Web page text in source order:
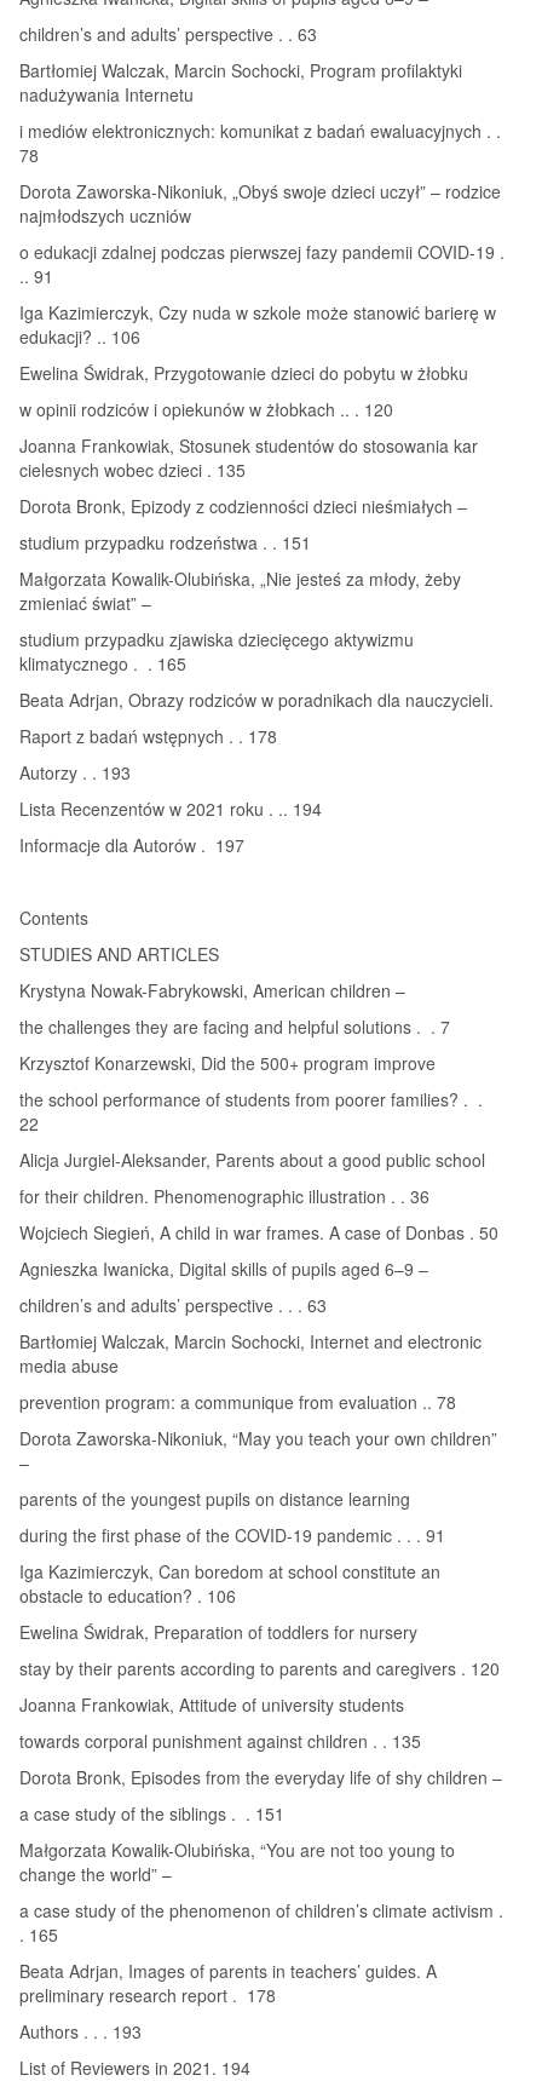
children’s and adults’ perspective . . 63
Bartłomiej Walczak, Marcin Sochocki, Program profilaktyki
nadużywania Internetu
i mediów elektronicznych: komunikat z badań ewaluacyjnych . .
78
Dorota Zaworska-Nikoniuk, „Obyś swoje dzieci uczył” – rodzice
najmłodszych uczniów
o edukacji zdalnej podczas pierwszej fazy pandemii COVID-19 .
.. 91
Iga Kazimierczyk, Czy nuda w szkole może stanowić barierę w
edukacji? .. 106
Ewelina Świdrak, Przygotowanie dzieci do pobytu w żłobku
w opinii rodziców i opiekunów w żłobkach .. . 120
Joanna Frankowiak, Stosunek studentów do stosowania kar
cielesnych wobec dzieci . 135
Dorota Bronk, Epizody z codzienności dzieci nieśmiałych –
studium przypadku rodzeństwa . . 151
Małgorzata Kowalik-Olubińska, „Nie jesteś za młody, żeby
zmieniać świat” –
studium przypadku zjawiska dziecięcego aktywizmu
klimatycznego . . 165
Beata Adrjan, Obrazy rodziców w poradnikach dla nauczycieli.
Raport z badań wstępnych . . 178
Autorzy . . 193
Lista Recenzentów w 2021 roku . .. 194
Informacje dla Autorów . 197
Contents
STUDIES AND ARTICLES
Krystyna Nowak-Fabrykowski, American children –
the challenges they are facing and helpful solutions . . 7
Krzysztof Konarzewski, Did the 500+ program improve
the school performance of students from poorer families? . .
22
Alicja Jurgiel-Aleksander, Parents about a good public school
for their children. Phenomenographic illustration . . 36
Wojciech Siegień, A child in war frames. A case of Donbas . 50
Agnieszka Iwanicka, Digital skills of pupils aged 6–9 –
children’s and adults’ perspective . . . 63
Bartłomiej Walczak, Marcin Sochocki, Internet and electronic
media abuse
prevention program: a communique from evaluation .. 78
Dorota Zaworska-Nikoniuk, “May you teach your own children”
–
parents of the youngest pupils on distance learning
during the first phase of the COVID-19 pandemic . . . 91
Iga Kazimierczyk, Can boredom at school constitute an
obstacle to education? . 106
Ewelina Świdrak, Preparation of toddlers for nursery
stay by their parents according to parents and caregivers . 120
Joanna Frankowiak, Attitude of university students
towards corporal punishment against children . . 135
Dorota Bronk, Episodes from the everyday life of shy children –
a case study of the siblings . . 151
Małgorzata Kowalik-Olubińska, “You are not too young to
change the world” –
a case study of the phenomenon of children’s climate activism .
. 165
Beata Adrjan, Images of parents in teachers’ guides. A
preliminary research report . 178
Authors . . . 193
List of Reviewers in 2021. 194